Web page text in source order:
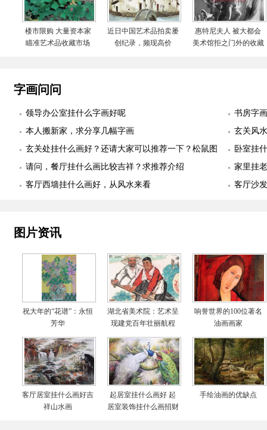
楼市限购 大量资本家
瞄准艺术品收藏市场
近日中国艺术品拍卖屡
创纪录，频现高价
惠特尼夫人 被大都会
美术馆拒之门外的收藏
字画问问
领导办公室挂什么字画好呢
书房字
本人搬新家，求分享几幅字画
玄关风
玄关处挂什么画好？还请大家可以推荐一下？松鼠图
适合么？
卧室挂
幅
请问，餐厅挂什么画比较吉祥？求推荐介绍
家里挂
客厅西墙挂什么画好，从风水来看
客厅沙
图片资讯
祝大年的“花谱”：永恒
芳华
湖北省美术院：艺术呈
现建党百年壮丽航程
响誉世界的100位著名
油画画家
客厅居室挂什么画好吉
祥山水画
起居室挂什么画好 起
居室装饰挂什么画招财
手绘油画的优缺点